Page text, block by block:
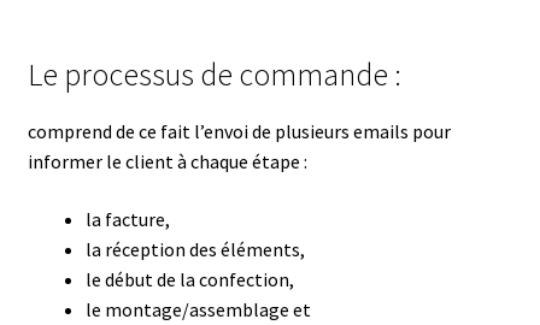
Le processus de commande :
comprend de ce fait l’envoi de plusieurs emails pour
informer le client à chaque étape :
la facture,
la réception des éléments,
le début de la confection,
le montage/assemblage et